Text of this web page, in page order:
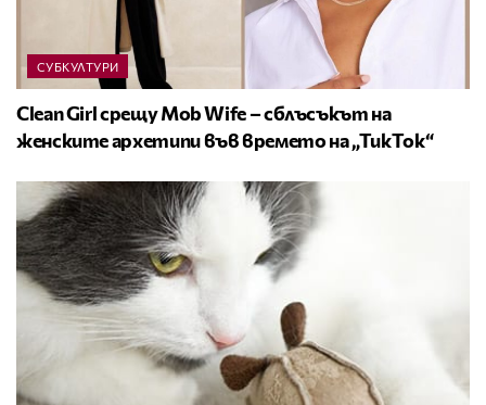
СУБКУЛТУРИ
Clean Girl срещу Mob Wife – сблъсъкът на
женските архетипи във времето на „ТикТок“